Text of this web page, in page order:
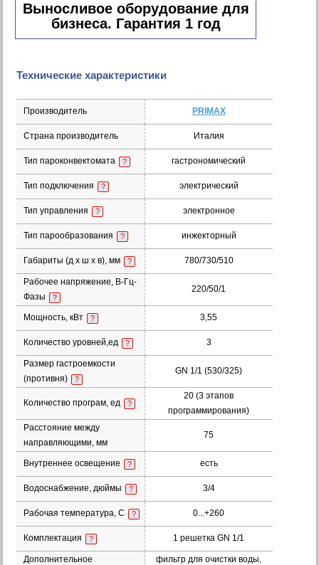
Выносливое оборудование для
бизнеса. Гарантия 1 год
Технические характеристики
Производитель PRIMAX
Страна производитель Италия
Тип пароконвектомата ? гастрономический
Тип подключения ? электрический
Тип управления ? электронное
Тип парообразования ? инжекторный
Габариты (д х ш x в), мм ? 780/730/510
Рабочее напряжение, В-Гц-
Фазы
?
220/50/1
Мощность, кВт ? 3,55
Количество уровней,ед ? 3
Размер гастроемкости
(противня)
?
GN 1/1 (530/325)
Количество програм, ед ?
20 (3 этапов
программирования)
Расстояние между
направляющими, мм
75
Внутреннее освещение ? есть
Водоснабжение, дюймы ? 3/4
Рабочая температура, С ? 0...+260
Комплектация ? 1 решетка GN 1/1
Дополнительное
фильтр для очистки воды,